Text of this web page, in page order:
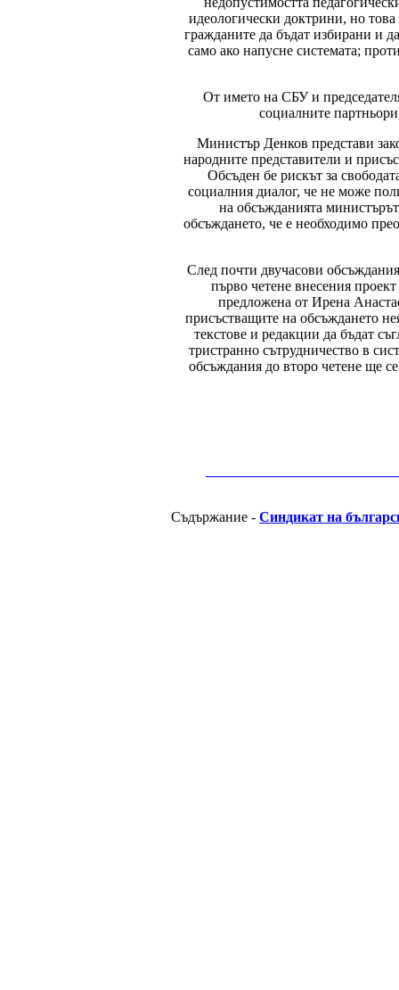
идеологически доктрини, но
гражданите да бъдат избирани и
само ако напусне системата;
От името на СБУ и
социалните
Министър Денков представи
народните представители и
Обсъден бе рискът за
социалния диалог, че не може
на обсъжданията
обсъждането, че е необходимо
След почти двучасови
първо четене внесения
предложена от Ирена
присъстващите на обсъждането
текстове и редакции да бъдат
тристранно сътрудничество в
обсъждания до второ четене ще
Съдържание - Синдикат на